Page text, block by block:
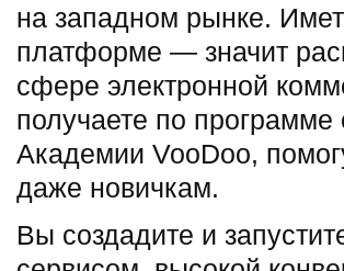
на западном рынке.
платформе — значит
сфере электронной
получаете по
Академии VooDoo,
даже новичкам.
Вы создадите и